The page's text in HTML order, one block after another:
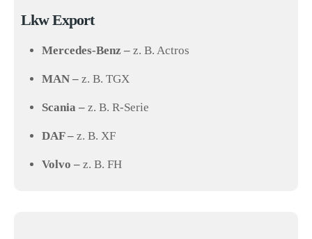
Lkw Export
Mercedes-Benz – z. B. Actros
MAN – z. B. TGX
Scania – z. B. R-Serie
DAF – z. B. XF
Volvo – z. B. FH